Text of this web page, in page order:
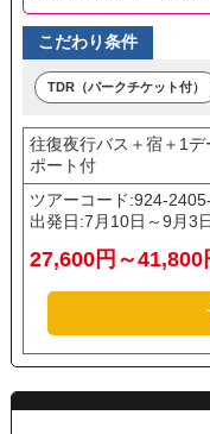
こだわり条件
TDR（パークチケット付）
往復夜行バス＋宿＋1デ
ポート付
ツアーコード:924-
出発日:7月10日～9月3
27,600円～41,800